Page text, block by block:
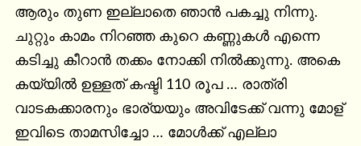
ആരും തുണ ഇല്ലാതെ ഞാൻ പകച്ചു നിന്നു.
ചുറ്റും കാമം നിറഞ്ഞ കുറെ കണ്ണുകൾ എന്നെ
കടിച്ചു കീറാൻ തക്കം നോക്കി നിൽക്കുന്നു. അകെ
കയ്യിൽ ഉള്ളത് കഷ്ടി 110 രൂപ … രാത്രി
വാടകക്കാരനും ഭാര്യയും അവിടേക്ക് വന്നു മോള്
ഇവിടെ താമസിച്ചോ … മോൾക്ക്‌ എല്ലാ